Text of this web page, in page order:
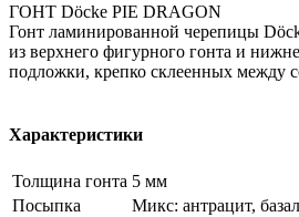
ГОНТ Döcke PIE DRAGON
Гонт ламинированной черепицы
из верхнего фигурного гонта и
подложки, крепко склеенных между
Характеристики
Толщина гонта 5 мм
Посыпка
Микс: антрацит,